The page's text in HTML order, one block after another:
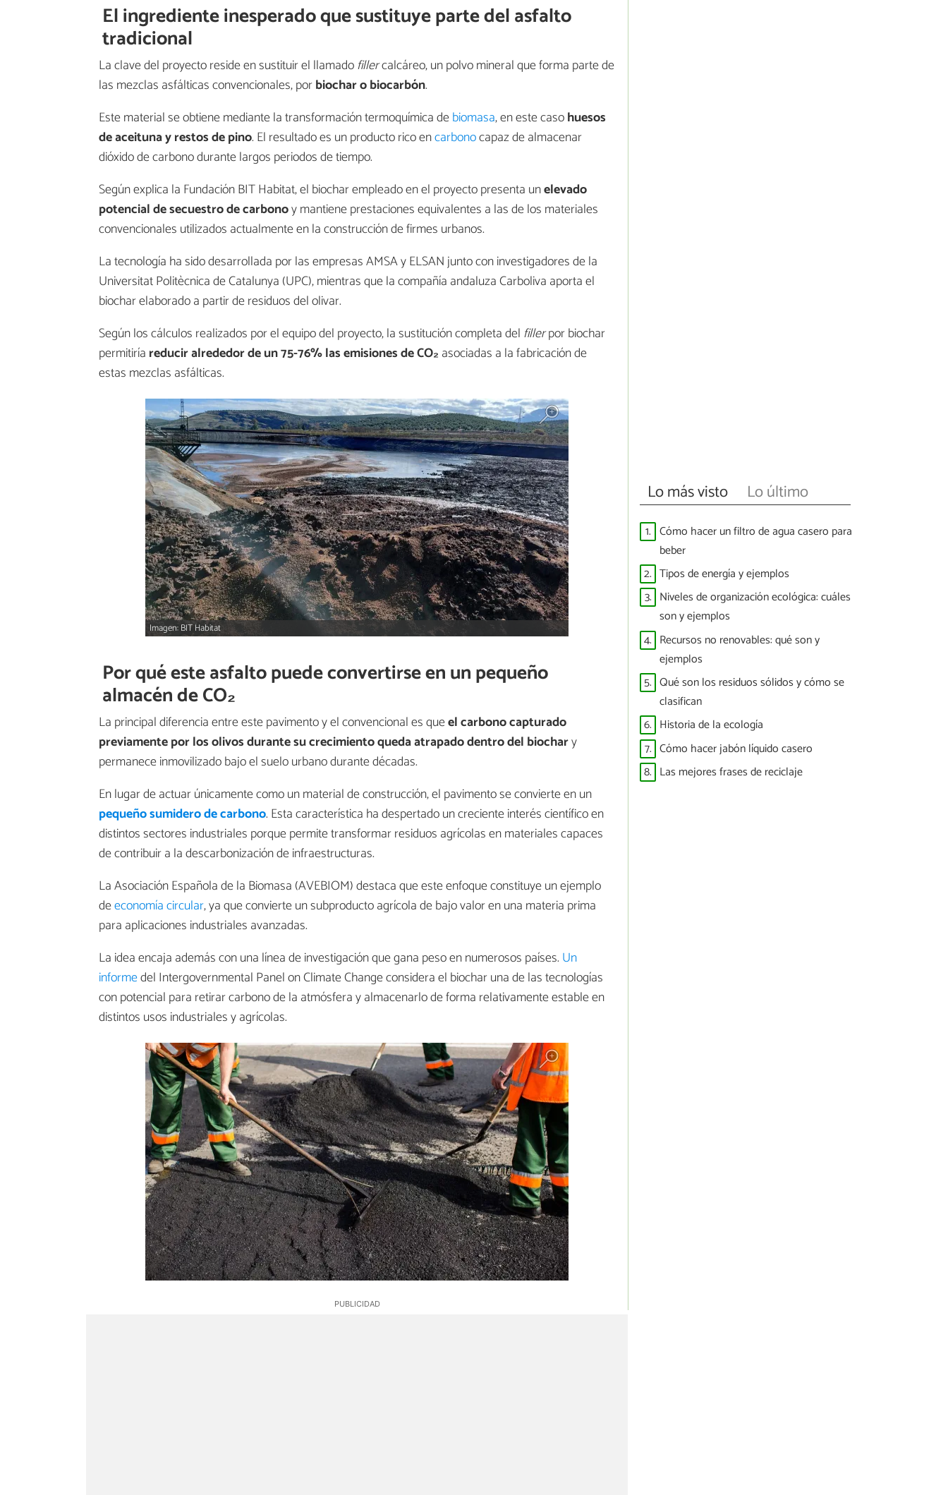
El ingrediente inesperado que sustituye parte del asfalto
tradicional
La clave del proyecto reside en sustituir el llamadofillercalcáreo, un polvo mineral que forma parte de
las mezclas asfálticas convencionales, porbiochar o biocarbón.
Este material se obtiene mediante la transformación termoquímica debiomasa, en este casohuesos
de aceituna y restos de pino. El resultado es un producto rico encarbonocapaz de almacenar
dióxido de carbono durante largos periodos de tiempo.
Según explica la Fundación BIT Habitat, el biochar empleado en el proyecto presenta unelevado
potencial de secuestro de carbonoy mantiene prestaciones equivalentes a las de los materiales
convencionales utilizados actualmente en la construcción de firmes urbanos.
La tecnología ha sido desarrollada por las empresas AMSA y ELSAN junto con investigadores de la
Universitat Politècnica de Catalunya (UPC), mientras que la compañía andaluza Carboliva aporta el
biochar elaborado a partir de residuos del olivar.
Según los cálculos realizados por el equipo del proyecto, la sustitución completa del fillerpor biochar
permitiría reducir alrededor de un 75-76% las emisiones de CO₂ asociadas a la fabricación de
estas mezclas asfálticas.
Imagen: BIT Habitat
Por qué este asfalto puede convertirse en un pequeño
almacén de CO₂
La principal diferencia entre este pavimento y el convencional es queel carbono capturado
previamente por los olivos durante su crecimiento queda atrapado dentro del biochary
permanece inmovilizado bajo el suelo urbano durante décadas.
En lugar de actuar únicamente como un material de construcción, el pavimento se convierte en un
pequeño sumidero de carbono. Esta característica ha despertado un creciente interés científico en
distintos sectores industriales porque permite transformar residuos agrícolas en materiales capaces
de contribuir a la descarbonización de infraestructuras.
La Asociación Española de la Biomasa (AVEBIOM) destaca que este enfoque constituye un ejemplo
deeconomía circular, ya que convierte un subproducto agrícola de bajo valor en una materia prima
para aplicaciones industriales avanzadas.
La idea encaja además con una línea de investigación que gana peso en numerosos países. Un
informedel Intergovernmental Panel on Climate Change considera el biochar una de las tecnologías
con potencial para retirar carbono de la atmósfera y almacenarlo de forma relativamente estable en
distintos usos industriales y agrícolas.
Lo más visto Lo último
1. Cómo hacer un filtro de agua casero para
beber
2. Tipos de energía y ejemplos
3. Niveles de organización ecológica: cuáles
son y ejemplos
4. Recursos no renovables: qué son y
ejemplos
5. Qué son los residuos sólidos y cómo se
clasifican
6. Historia de la ecología
7. Cómo hacer jabón líquido casero
8. Las mejores frases de reciclaje